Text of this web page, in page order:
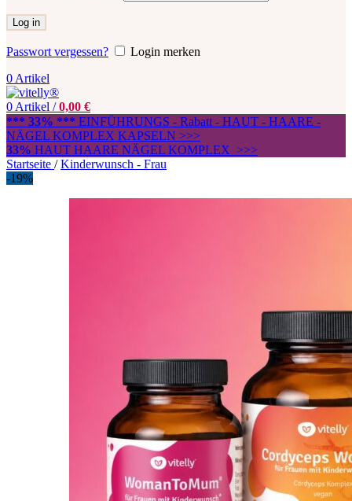
Log in
Passwort vergessen?
Login merken
0 Artikel
0 Artikel / 0,00 €
*** 33% *** EINFÜHRUNGS - Rabatt - HAUT - HAARE -
NÄGEL KOMPLEX KAPSELN >>>
33% HAUT HAARE NÄGEL KOMPLEX >>>
Startseite / Kinderwunsch - Frau
-19%